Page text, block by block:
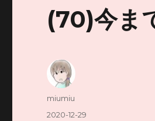
(70)今ま
投
miumiu
投
2020-12-29